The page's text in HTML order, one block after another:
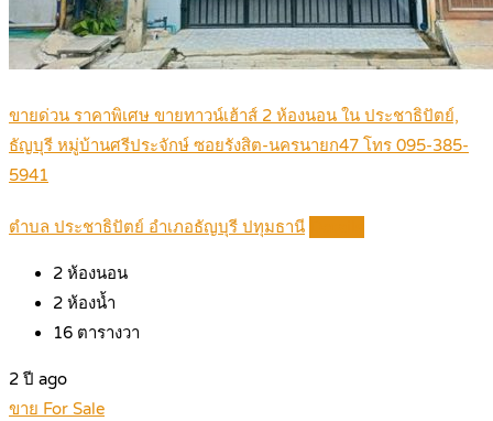
ขายด่วน ราคาพิเศษ ขายทาวน์เฮ้าส์ 2 ห้องนอน ใน ประชาธิปัตย์,
ธัญบุรี หมู่บ้านศรีประจักษ์ ซอยรังสิต-นครนายก47 โทร 095-385-
5941
ตำบล ประชาธิปัตย์ อำเภอธัญบุรี ปทุมธานี
2 ห้องนอน
2 ห้องน้ำ
16 ตารางวา
2 ปี ago
ขาย For Sale